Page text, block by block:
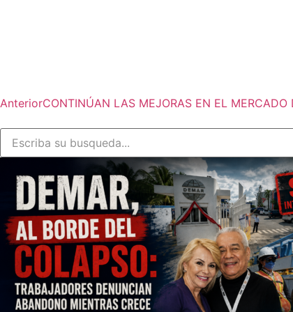
AnteriorCONTINÚAN LAS MEJORAS EN EL